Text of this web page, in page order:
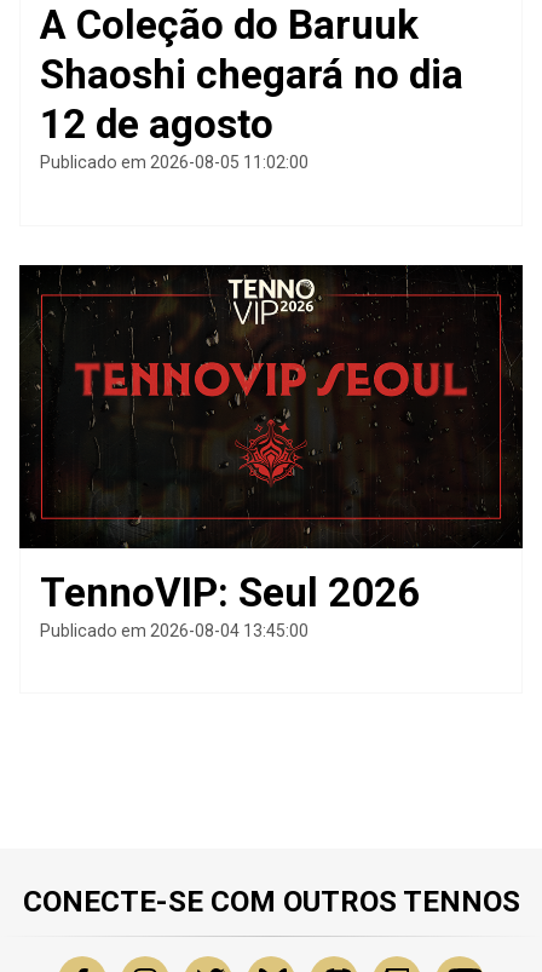
A Coleção do Baruuk
Shaoshi chegará no dia
12 de agosto
Publicado em 2026-08-05 11:02:00
TennoVIP: Seul 2026
Publicado em 2026-08-04 13:45:00
CONECTE-SE COM OUTROS TENNOS